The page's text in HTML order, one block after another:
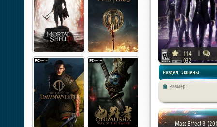
114
032
Раздел: Экшены
Размер:
Mass Effect 3